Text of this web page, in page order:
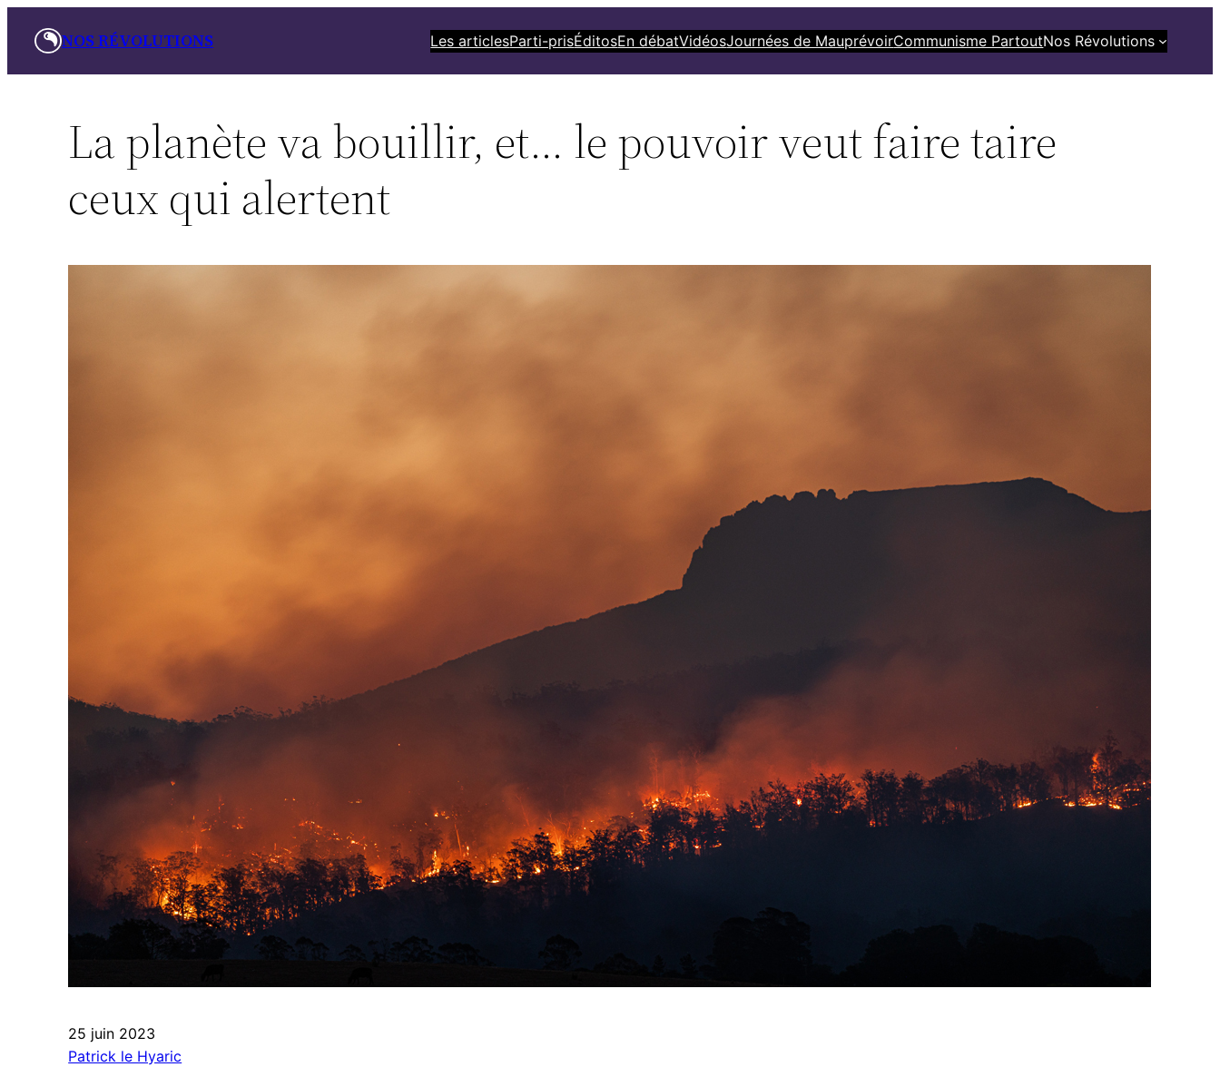
NOS RÉVOLUTIONS Les articlesParti-prisÉditosEn débatVidéosJournées de MauprévoirCommunisme PartoutNos Révolutions
La planète va bouillir, et… le pouvoir veut faire taire
ceux qui alertent
25 juin 2023
Patrick le Hyaric